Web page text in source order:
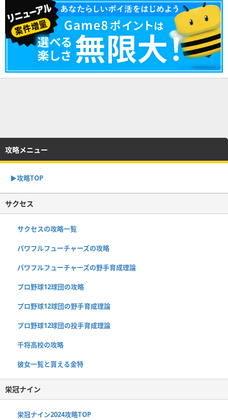
攻略メニュー
▶︎攻略TOP
サクセス
サクセスの攻略一覧
パワフルフューチャーズの攻略
パワフルフューチャーズの野手育成理論
プロ野球12球団の攻略
プロ野球12球団の野手育成理論
プロ野球12球団の投手育成理論
千将高校の攻略
彼女一覧と貰える金特
栄冠ナイン
栄冠ナイン2024攻略TOP